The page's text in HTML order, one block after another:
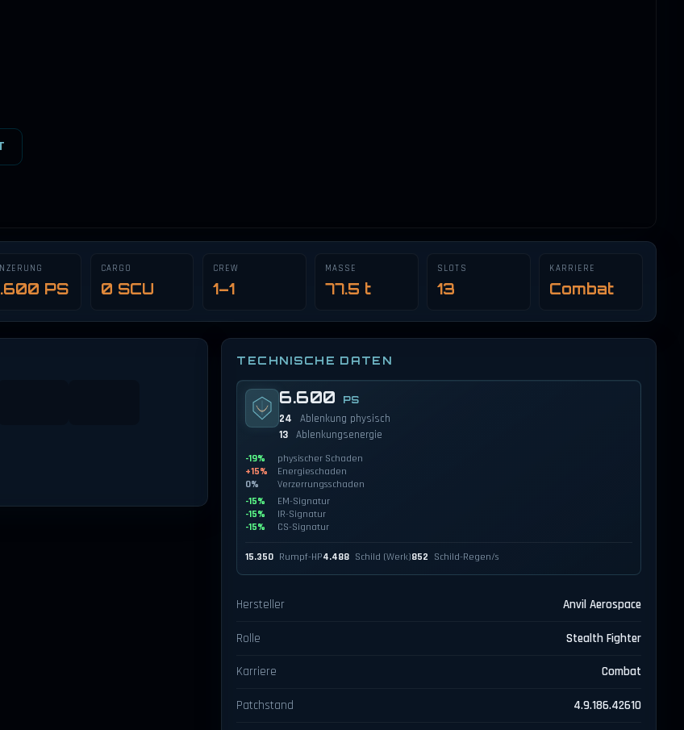
PS
CARGO
0 SCU
CREW
1–1
MASSE
77.5 t
SLOTS
13
KARRIERE
Combat
TECHNISCHE DATEN
6.600 PS
24
Ablenkung physisch
13 Ablenkungsenergie
-19%
physischer Schaden
+15%
Energieschaden
0%
Verzerrungsschaden
-15%
EM-Signatur
-15%
IR-Signatur
-15%
CS-Signatur
15.350 Rumpf-HP4.488 Schild (Werk)852 Schild-Regen/s
Hersteller Anvil Aerospace
Rolle Stealth Fighter
Karriere Combat
Patchstand 4.9.186.42610